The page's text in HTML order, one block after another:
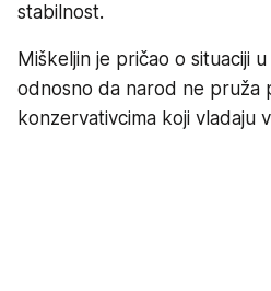
stabilnost.
Miškeljin je pričao o situaciji
odnosno da narod ne pruža
konzervativcima koji vladaju